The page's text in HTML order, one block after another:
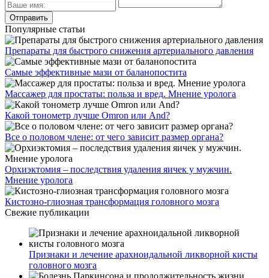
Популярные статьи
Препараты для быстрого снижения артериального давления
Самые эффективные мази от баланопостита
Массажер для простаты: польза и вред. Мнение уролога
Какой тонометр лучше Omron или And?
Все о половом члене: от чего зависит размер органа?
Орхиэктомия – последствия удаления яичек у мужчин.
Мнение уролога
Кистозно-глиозная трансформация головного мозга
Свежие публикации
Признаки и лечение арахноидальной ликворной кисты
головного мозга